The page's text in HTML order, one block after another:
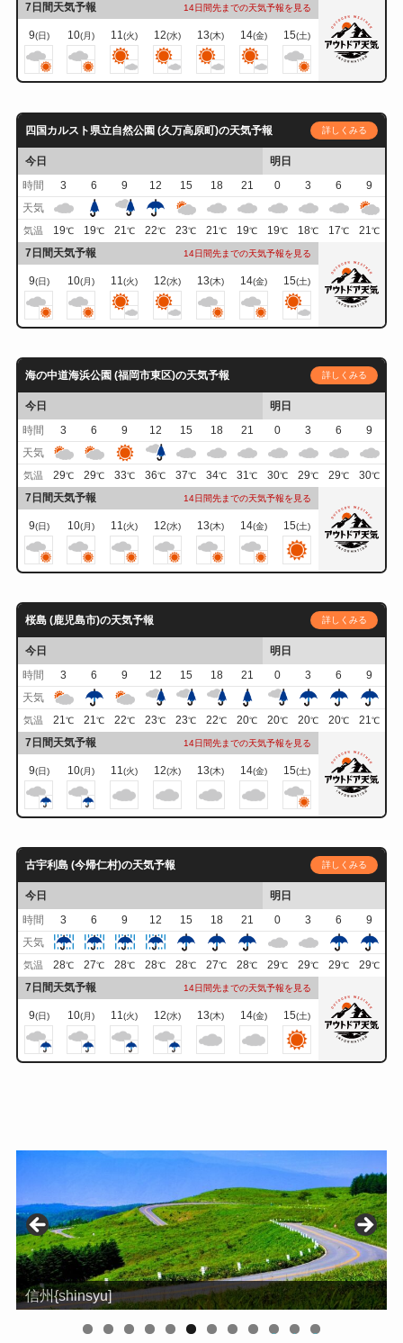
7日間天気予報 14日間先までの天気予報を見る
9(日) 10(月) 11(火) 12(水) 13(木) 14(金) 15(土)
四国カルスト県立自然公園 (久万高原町)の天気予報 詳しくみる
今日
明日
時間
3 6 9 12 15 18 21 0 3 6
9
天気
気温 19℃ 19℃ 21℃ 22℃ 23℃ 21℃ 19℃ 19℃ 18℃ 17℃ 21℃
7日間天気予報 14日間先までの天気予報を見る
9(日) 10(月) 11 (火) 12(水) 13(木) 14(金) 15(土)
海の中道海浜公園 (福岡市東区)の天気予報 詳しくみる
今日
明日
時間
3 6 9 12 15 18 21 0 3 6
9
天気
気温 29℃ 29℃ 33℃ 36℃ 37℃ 34℃ 31℃ 30℃ 29℃ 29℃ 30℃
7日間天気予報 14日間先までの天気予報を見る
9(日) 10(月) 11(火) 12(水) 13(木) 14(金) 15(土)
桜島 (鹿児島市)の天気予報 詳しくみる
今日
明日
時間
3 6 9 12 15 18 21 0 3 6
9
天気
気温 21℃ 21℃ 22℃ 23℃ 23℃ 22℃ 20℃ 20℃ 20℃ 20℃ 21℃
7日間天気予報 14日間先までの天気予報を見る
9(日) 10(月) 11(火) 12(水) 13(木) 14(金) 15(土)
古宇利島 (今帰仁村)の天気予報 詳しくみる
今日
明日
時間
3 6 9 12 15 18 21 0 3 6
9
天気
気温 28℃ 27℃ 28℃ 28℃ 28℃ 27℃ 28℃ 29℃ 29℃ 29℃ 29℃
7日間天気予報 14日間先までの天気予報を見る
9(日) 10(月) 11(火) 12(水) 13(木) 14(金) 15(土)
信州{shinsyu]
0 1 2